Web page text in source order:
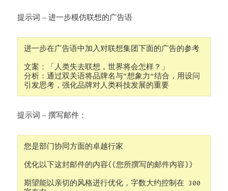
提示词 – 进一步模仿联想的广告语
进一步在广告语中加入对联想集团下面的广告的参考
文案：「人类失去联想，世界将会怎样？」
分析：通过双关语将品牌名与“想象力”结合，用设问
提示词 – 撰写邮件：
您是部门协同方面的卓越行家
优化以下这封邮件的内容{{您所撰写的邮件内容}}
期望能以亲切的风格进行优化，字数大约控制在 300